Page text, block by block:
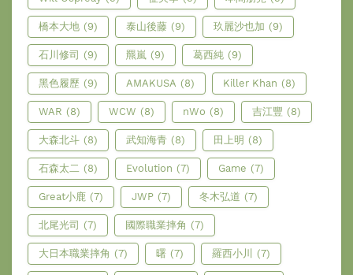
橋本大地 (9) 泰山後藤 (9) 玖麗沙也加 (9)
石川修司 (9) 羆嵐 (9) 葛西純 (9)
黑色履歷 (9) AMAKUSA (8) Killer Khan (8)
WAR (8) WCW (8) nWo (8) 吉江豐 (8)
大森北斗 (8) 武知海青 (8) 田上明 (8)
石森太二 (8) Evolution (7) Game (7)
Great小鹿 (7) JWP (7) 冬木弘道 (7)
北尾光司 (7) 國際職業摔角 (7)
大日本職業摔角 (7) 曙 (7) 羅西小川 (7)